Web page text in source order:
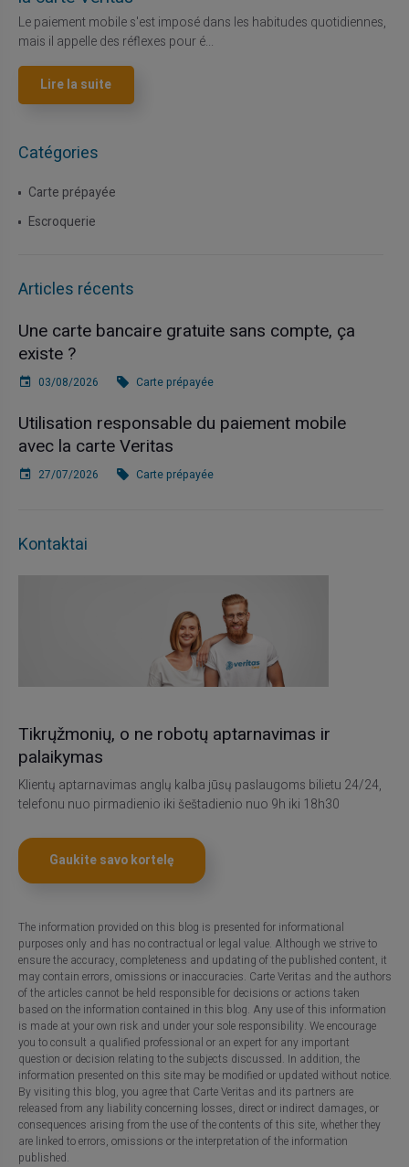
Le paiement mobile s'est imposé dans les habitudes quotidiennes,
mais il appelle des réflexes pour é...
Lire la suite
Catégories
Carte prépayée
Escroquerie
Articles récents
Une carte bancaire gratuite sans compte, ça
existe ?
03/08/2026 Carte prépayée
Utilisation responsable du paiement mobile
avec la carte Veritas
27/07/2026 Carte prépayée
Kontaktai
Tikrųžmonių, o ne robotų aptarnavimas ir
palaikymas
Klientų aptarnavimas anglų kalba jūsų paslaugoms bilietu 24/24,
telefonu nuo pirmadienio iki šeštadienio nuo 9h iki 18h30
Gaukite savo kortelę
The information provided on this blog is presented for informational
purposes only and has no contractual or legal value. Although we strive to
ensure the accuracy, completeness and updating of the published content, it
may contain errors, omissions or inaccuracies. Carte Veritas and the authors
of the articles cannot be held responsible for decisions or actions taken
based on the information contained in this blog. Any use of this information
is made at your own risk and under your sole responsibility. We encourage
you to consult a qualified professional or an expert for any important
question or decision relating to the subjects discussed. In addition, the
information presented on this site may be modified or updated without notice.
By visiting this blog, you agree that Carte Veritas and its partners are
released from any liability concerning losses, direct or indirect damages, or
consequences arising from the use of the contents of this site, whether they
are linked to errors, omissions or the interpretation of the information
published.